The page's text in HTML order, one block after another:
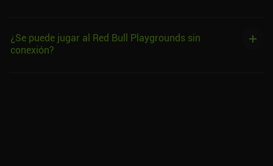
¿Se puede jugar al Red Bull Playgrounds sin
conexión?